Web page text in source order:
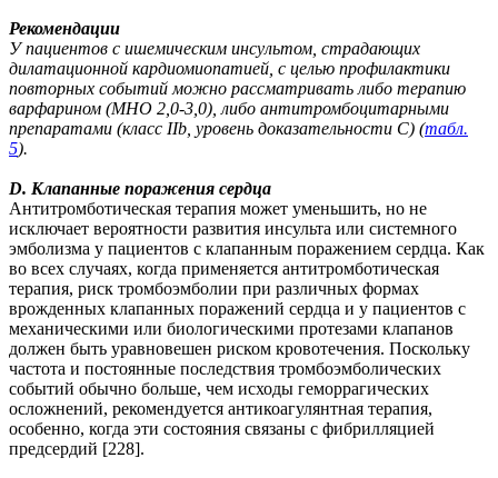
Рекомендации
У пациентов с ишемическим инсультом, страдающих
дилатационной кардиомиопатией, с целью профилактики
повторных событий можно рассматривать либо терапию
варфарином (МНО 2,0-3,0), либо антитромбоцитарными
препаратами (класс IIb, уровень доказательности C) (табл.
5).
D. Клапанные поражения сердца
Антитромботическая терапия может уменьшить, но не
исключает вероятности развития инсульта или системного
эмболизма у пациентов с клапанным поражением сердца. Как
во всех случаях, когда применяется антитромботическая
терапия, риск тромбоэмболии при различных формах
врожденных клапанных поражений сердца и у пациентов с
механическими или биологическими протезами клапанов
должен быть уравновешен риском кровотечения. Поскольку
частота и постоянные последствия тромбоэмболических
событий обычно больше, чем исходы геморрагических
осложнений, рекомендуется антикоагулянтная терапия,
особенно, когда эти состояния связаны с фибрилляцией
предсердий [228].